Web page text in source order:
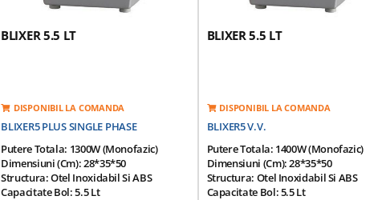
Greutate Echipament (kg):96
Greutate Echipament (kg):96
BLIXER 5.5 LT
DISPONIBIL LA COMANDA
BLIXER5 PLUS SINGLE PHASE
Putere Totala: 1300W (monofazic)
Dimensiuni (cm): 28*35*50
Structura: Otel Inoxidabil Si ABS
Capacitate Bol: 5.5 Lt
BLIXER 5.5 LT
DISPONIBIL LA COMANDA
BLIXER5 V.V.
Putere Totala: 1400W (monofazic)
Dimensiuni (cm): 28*35*50
Structura: Otel Inoxidabil Si ABS
Capacitate Bol: 5.5 Lt